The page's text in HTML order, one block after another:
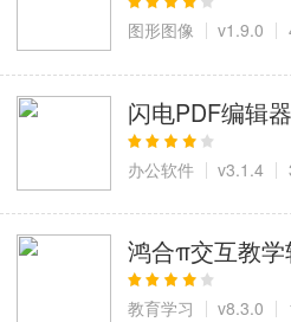
图形图像 v1.9.0
闪电PDF编辑
办公软件 v3.1.4
鸿合π交互教
教育学习 v8.3.0